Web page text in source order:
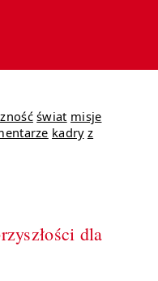
świat misje
kadry z
dla